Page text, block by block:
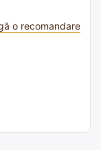
o recomandare